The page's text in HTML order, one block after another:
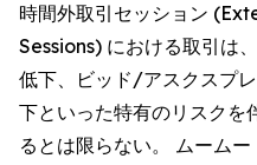
時間外取引セッション
Sessions) における取引は
低下、ビッド/アスクスプ
下といった特有のリスクを
るとは限らない。 ムーム